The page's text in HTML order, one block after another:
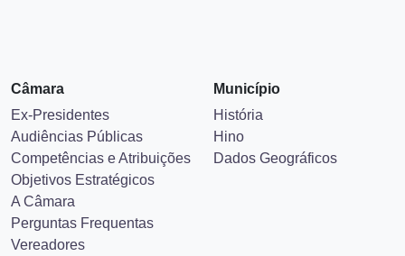
Câmara
Ex-Presidentes
Audiências Públicas
Competências e Atribuições
Objetivos Estratégicos
A Câmara
Perguntas Frequentas
Vereadores
Município
História
Hino
Dados Geográficos